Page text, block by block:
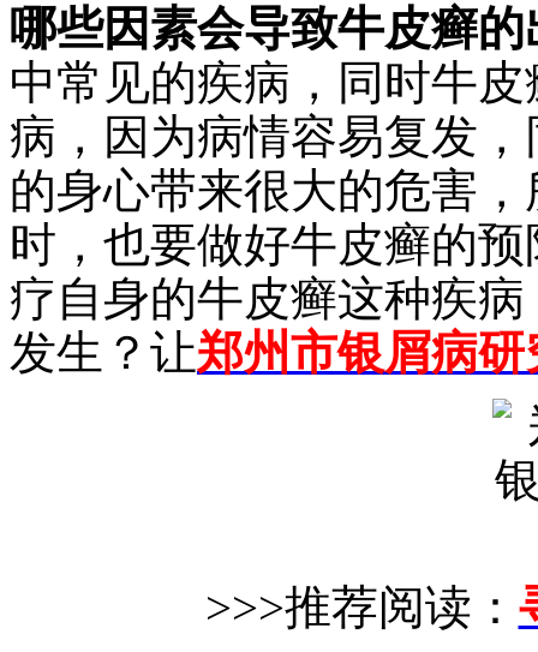
哪些因素会导致牛皮癣的
中常见的疾病，同时牛
病，因为病情容易复发
的身心带来很大的危害
时，也要做好牛皮癣的
疗自身的牛皮癣这种疾
发生？让郑州市银屑病研
>>>推荐阅读：